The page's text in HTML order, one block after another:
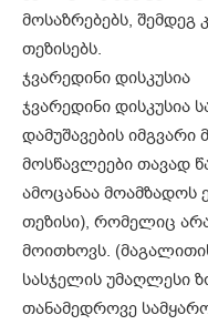
მოსაზრებებს, შემდეგ
თეზისებს.
ჯვარედინი დისკუსია
ჯვარედინი დისკუსია
დამუშავების
მოსწავლეები თავად
ამოცანაა მოამზადოს
თეზისი), რომელიც
მოითხოვს.
სასჯელის უმაღლესი
თანამედროვე